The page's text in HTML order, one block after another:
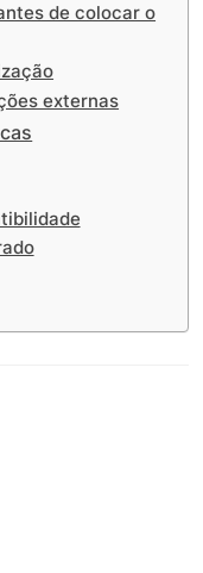
de colocar o
externas